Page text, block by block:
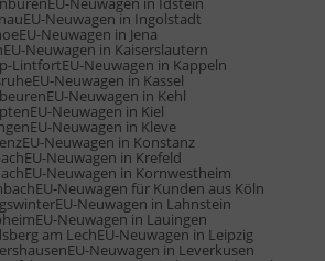
EU-Neuwagen in Ingolstadt
EU-Neuwagen in Jena
EU-Neuwagen in Kaiserslautern
LintfortEU-Neuwagen in Kappeln
EU-Neuwagen in Kassel
EU-Neuwagen in Kehl
EU-Neuwagen in Kiel
EU-Neuwagen in Kleve
EU-Neuwagen in Konstanz
EU-Neuwagen in Krefeld
EU-Neuwagen in Kornwestheim
EU-Neuwagen für Kunden aus Köln
EU-Neuwagen in Lahnstein
EU-Neuwagen in Lauingen
am LechEU-Neuwagen in Leipzig
EU-Neuwagen in Leverkusen